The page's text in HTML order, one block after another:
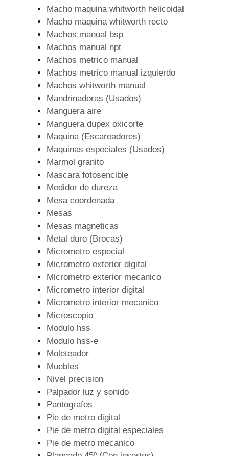
Macho maquina whitworth helicoidal
Macho maquina whitworth recto
Machos manual bsp
Machos manual npt
Machos metrico manual
Machos metrico manual izquierdo
Machos whitworth manual
Mandrinadoras (Usados)
Manguera aire
Manguera dupex oxicorte
Maquina (Escareadores)
Maquinas especiales (Usados)
Marmol granito
Mascara fotosencible
Medidor de dureza
Mesa coordenada
Mesas
Mesas magneticas
Metal duro (Brocas)
Micrometro especial
Micrometro exterior digital
Micrometro exterior mecanico
Micrometro interior digital
Micrometro interior mecanico
Microscopio
Modulo hss
Modulo hss-e
Moleteador
Muebles
Nivel precision
Palpador luz y sonido
Pantografos
Pie de metro digital
Pie de metro digital especiales
Pie de metro mecanico